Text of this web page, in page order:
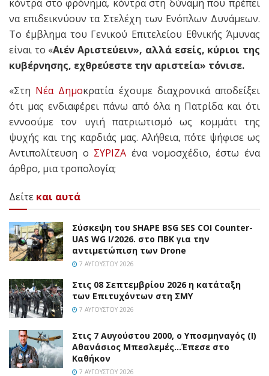
κόντρα στο φρόνημα, κόντρα στη δύναμη που πρέπει
να επιδεικνύουν τα Στελέχη των Ενόπλων Δυνάμεων.
Το έμβλημα του Γενικού Επιτελείου Εθνικής Άμυνας
είναι το «Αιέν Αριστεύειν», αλλά εσείς, κύριοι της
κυβέρνησης, εχθρεύεστε την αριστεία» τόνισε.
«Στη Νέα Δημοκρατία έχουμε διαχρονικά αποδείξει
ότι μας ενδιαφέρει πάνω από όλα η Πατρίδα και ότι
εννοούμε τον υγιή πατριωτισμό ως κομμάτι της
ψυχής και της καρδιάς μας. Αλήθεια, πότε ψήφισε ως
Αντιπολίτευση ο ΣΥΡΙΖΑ ένα νομοσχέδιο, έστω ένα
άρθρο, μια τροπολογία;
Δείτε και αυτά
Σύσκεψη του SHAPE BSG SES COI Counter-
UAS WG I/2026. στο ΠΒΚ για την
αντιμετώπιση των Drone
7 ΑΥΓΟΎΣΤΟΥ 2026
Στις 08 Σεπτεμβρίου 2026 η κατάταξη
των Επιτυχόντων στη ΣΜΥ
7 ΑΥΓΟΎΣΤΟΥ 2026
Στις 7 Αυγούστου 2000, ο Υποσμηναγός (Ι)
Αθανάσιος Μπεσλεμές…Έπεσε στο
Καθήκον
7 ΑΥΓΟΎΣΤΟΥ 2026